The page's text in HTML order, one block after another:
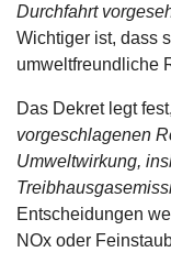
Durchfahrt
Wichtiger ist, dass
umweltfreundliche
Das Dekret legt
vorgeschlagenen
Umweltwirkung,
Entscheidungen
NOx oder